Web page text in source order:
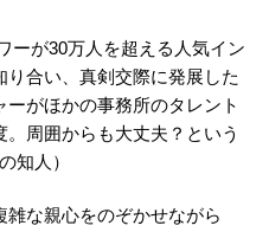
ーが30万人を超える人気イン
合い、真剣交際に発展した
がほかの事務所のタレント
周囲からも大丈夫？という
知人）
な親心をのぞかせながら